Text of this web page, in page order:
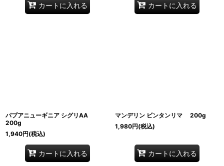
カートに入れる カートに入れる
パプアニューギニア シグリAA
200g
1,940円(税込)
カートに入れる
マンデリン ビンタンリマ 200g
1,980円(税込)
カートに入れる